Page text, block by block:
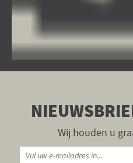
Wij houden u